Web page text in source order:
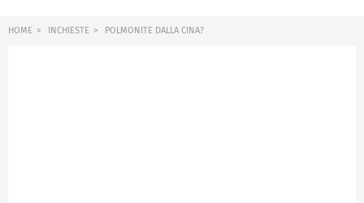
HOME INCHIESTE POLMONITE DALLA CINA?